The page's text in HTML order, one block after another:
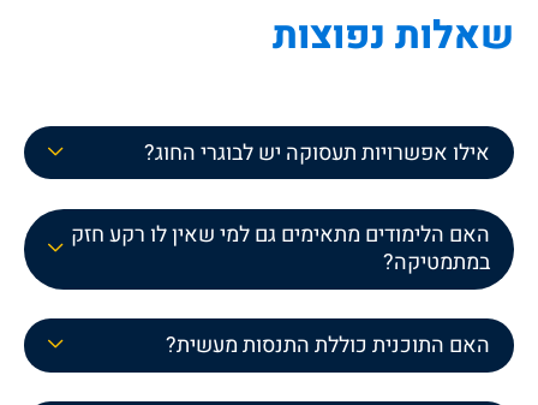
שאלות נפוצות
אילו אפשרויות תעסוקה יש לבוגרי החוג?
האם הלימודים מתאימים גם למי שאין לו רקע חזק
במתמטיקה?
האם התוכנית כוללת התנסות מעשית?